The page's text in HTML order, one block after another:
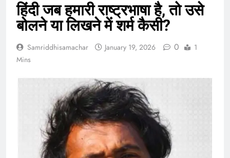
हिंदी जब हमारी राष्ट्रभाषा है, तो उसे
बोलने या लिखने में शर्म कैसी?
Samriddhisamachar January 19, 2026 0
1
Mins